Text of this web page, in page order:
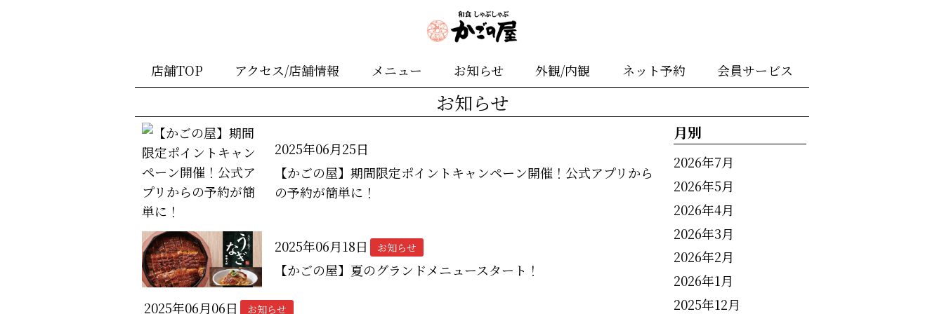
店舗TOP アクセス/店舗情報 メニュー お知らせ 外観/内観 ネット予約 会員サービス
お知らせ
2025年06月25日
【かごの屋】期間限定ポイントキャンペーン開催！公式アプリから
の予約が簡単に！
2025年06月18日 お知らせ
【かごの屋】夏のグランドメニュースタート！
2025年06月06日 お知らせ
月別
2026年7月
2026年5月
2026年4月
2026年3月
2026年2月
2026年1月
2025年12月